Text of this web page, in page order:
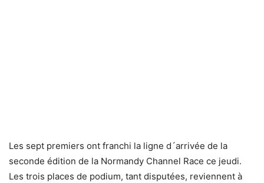
Les sept premiers ont franchi la ligne d´arrivée de la
seconde édition de la Normandy Channel Race ce jeudi.
Les trois places de podium, tant disputées, reviennent à